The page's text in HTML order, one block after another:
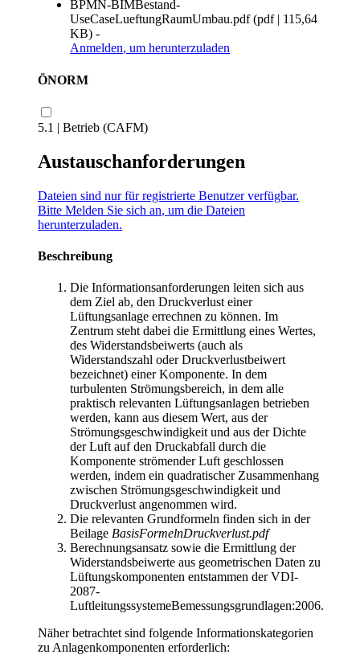
BPMN-BIMBestand-
UseCaseLueftungRaumUmbau.pdf (pdf| 115,64
KB) -
Anmelden, um herunterzuladen
ÖNORM
5.1 | Betrieb (CAFM)
Austauschanforderungen
Dateien sind nur für registrierte Benutzer verfügbar.
Bitte Melden Sie sich an, um die Dateien
herunterzuladen.
Beschreibung
Die Informationsanforderungen leiten sich aus
dem Ziel ab, den Druckverlust einer
Lüftungsanlage errechnen zu können. Im
Zentrum steht dabei die Ermittlung eines Wertes,
des Widerstandsbeiwerts (auch als
Widerstandszahl oder Druckverlustbeiwert
bezeichnet) einer Komponente. In dem
turbulenten Strömungsbereich, in dem alle
praktisch relevanten Lüftungsanlagen betrieben
werden, kann aus diesem Wert, aus der
Strömungsgeschwindigkeit und aus der Dichte
der Luft auf den Druckabfall durch die
Komponente strömender Luft geschlossen
werden, indem ein quadratischer Zusammenhang
zwischen Strömungsgeschwindigkeit und
Druckverlust angenommen wird.
Die relevanten Grundformeln finden sich in der
Beilage BasisFormelnDruckverlust.pdf
Berechnungsansatz sowie die Ermittlung der
Widerstandsbeiwerte aus geometrischen Daten zu
Lüftungskomponenten entstammen der VDI-
2087-
LuftleitungssystemeBemessungsgrundlagen:2006.
Näher betrachtet sind folgende Informationskategorien
zu Anlagenkomponenten erforderlich: